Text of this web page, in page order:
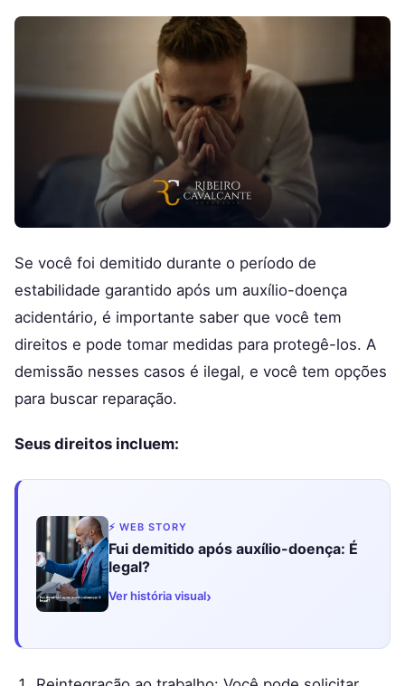
Se você foi demitido durante o período de
estabilidade garantido após um auxílio-doença
acidentário, é importante saber que você tem
direitos e pode tomar medidas para protegê-los. A
demissão nesses casos é ilegal, e você tem opções
para buscar reparação.
Seus direitos incluem:
⚡ WEB STORY
Fui demitido após auxílio-doença: É
legal?
Ver história visual›